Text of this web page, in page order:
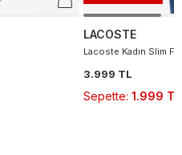
LACOSTE
Lacoste Kadın Slim
3.999 TL
Sepette: 1.999 TL